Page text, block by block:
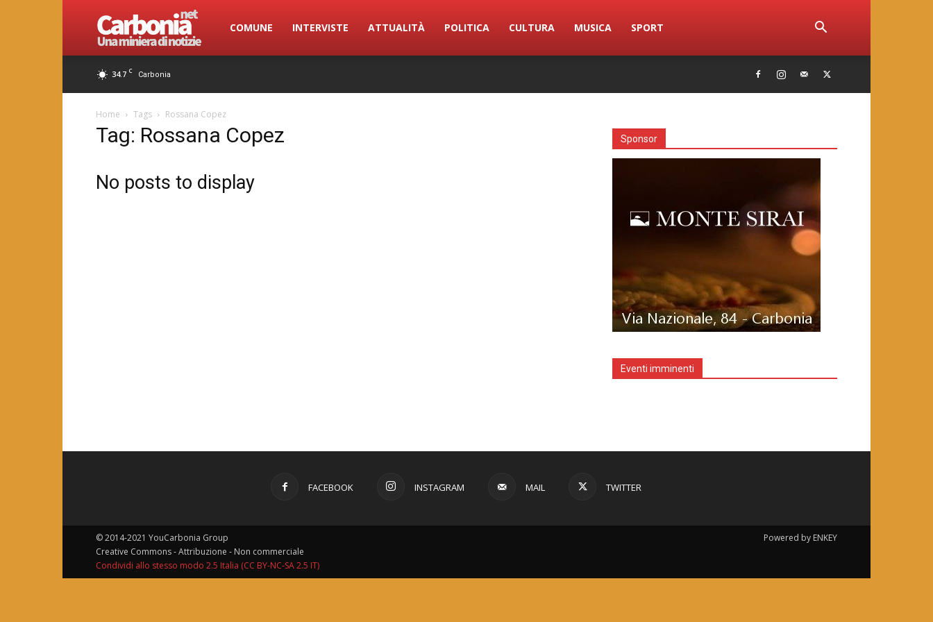
Carbonia.net
COMUNE INTERVISTE ATTUALITÀ POLITICA CULTURA MUSICA SPORT
34.7 C Carbonia
Home Tags Rossana Copez
Tag: Rossana Copez
No posts to display
Sponsor
Eventi imminenti
FACEBOOK INSTAGRAM MAIL TWITTER
Powered by ENKEY
© 2014-2021 YouCarbonia Group
Creative Commons - Attribuzione - Non commerciale
Condividi allo stesso modo 2.5 Italia (CC BY-NC-SA 2.5 IT)